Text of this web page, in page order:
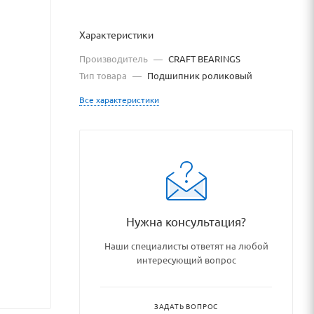
Характеристики
Производитель — CRAFT BEARINGS
Тип товара — Подшипник роликовый
Все характеристики
Нужна консультация?
Наши специалисты ответят на любой
интересующий вопрос
ЗАДАТЬ ВОПРОС